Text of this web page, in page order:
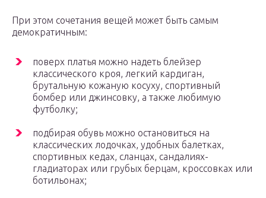
При этом сочетания вещей может быть самым
демократичным:
поверх платья можно надеть блейзер
классического кроя, легкий кардиган,
брутальную кожаную косуху, спортивный
бомбер или джинсовку, а также любимую
футболку;
подбирая обувь можно остановиться на
классических лодочках, удобных балетках,
спортивных кедах, сланцах, сандалиях-
гладиаторах или грубых берцам, кроссовках или
ботильонах;